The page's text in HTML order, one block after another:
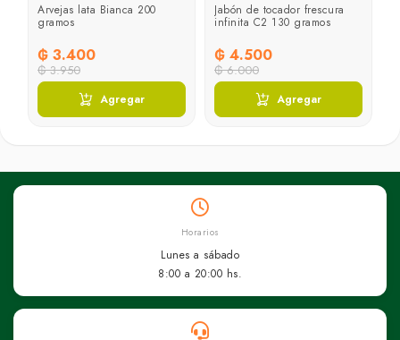
Arvejas lata Bianca 200
gramos
₲ 3.400
₲ 3.950
Agregar
Jabón de tocador frescura
infinita C2 130 gramos
₲ 4.500
₲ 6.000
Agregar
Horarios
Lunes a sábado
8:00 a 20:00 hs.